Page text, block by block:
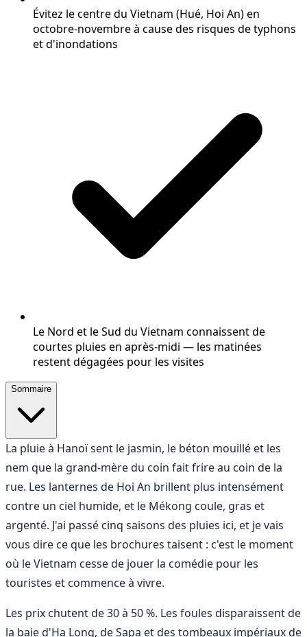
Évitez le centre du Vietnam (Hué, Hoi An) en
octobre-novembre à cause des risques de typhons
et d'inondations
Le Nord et le Sud du Vietnam connaissent de
courtes pluies en après-midi — les matinées
restent dégagées pour les visites
Sommaire
La pluie à Hanoï sent le jasmin, le béton mouillé et les
nem que la grand-mère du coin fait frire au coin de la
rue. Les lanternes de Hoi An brillent plus intensément
contre un ciel humide, et le Mékong coule, gras et
argenté. J'ai passé cinq saisons des pluies ici, et je vais
vous dire ce que les brochures taisent : c'est le moment
où le Vietnam cesse de jouer la comédie pour les
touristes et commence à vivre.
Les prix chutent de 30 à 50 %. Les foules disparaissent de
la baie d'Ha Long, de Sapa et des tombeaux impériaux de